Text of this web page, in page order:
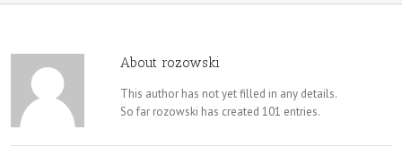
About rozowski
This author has not yet filled in any details.
So far rozowski has created 101 entries.